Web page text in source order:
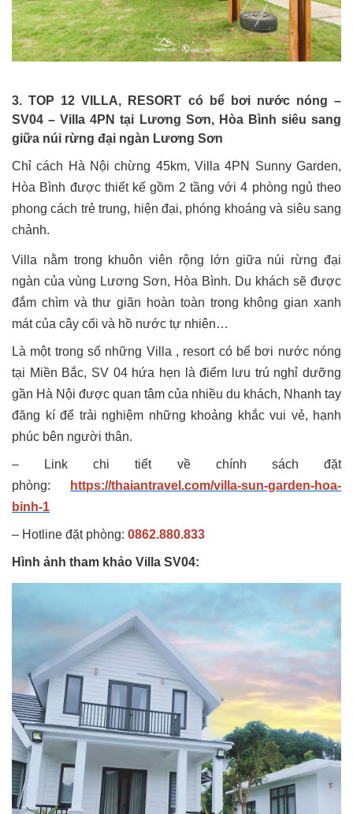
3. TOP 12 VILLA, RESORT có bể bơi nước nóng –
SV04 – Villa 4PN tại Lương Sơn, Hòa Bình siêu sang
giữa núi rừng đại ngàn Lương Sơn
Chỉ cách Hà Nội chừng 45km, Villa 4PN Sunny Garden,
Hòa Bình được thiết kế gồm 2 tầng với 4 phòng ngủ theo
phong cách trẻ trung, hiện đại, phóng khoáng và siêu sang
chảnh.
Villa nằm trong khuôn viên rộng lớn giữa núi rừng đại
ngàn của vùng Lương Sơn, Hòa Bình. Du khách sẽ được
đắm chìm và thư giãn hoàn toàn trong không gian xanh
mát của cây cối và hồ nước tự nhiên…
Là một trong số những Villa , resort có bể bơi nước nóng
tại Miền Bắc, SV 04 hứa hẹn là điểm lưu trú nghỉ dưỡng
gần Hà Nội được quan tâm của nhiều du khách, Nhanh tay
đăng kí để trải nghiệm những khoảng khắc vui vẻ, hạnh
phúc bên người thân.
– Link chi tiết về chính sách đặt
phòng:
https://thaiantravel.com/villa-sun-garden-hoa-
binh-1
– Hotline đặt phòng: 0862.880.833
Hình ảnh tham khảo Villa SV04: